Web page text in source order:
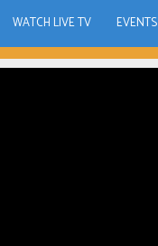
WATCH LIVE TV EVENTS